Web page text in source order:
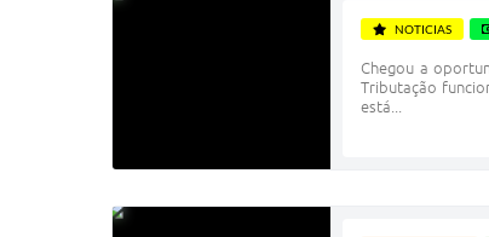
NOTICIAS
Chegou a
Tributação
está...